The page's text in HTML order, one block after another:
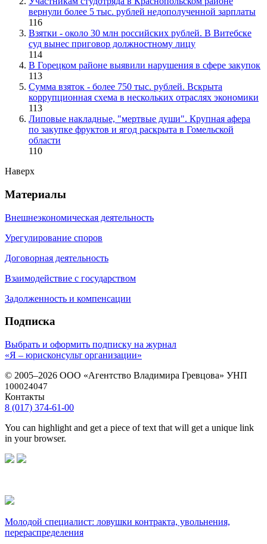
вернули более 5 тыс. рублей недополученной зарплаты
116
Взятки - около 30 млн российских рублей. В Витебске
суд вынес приговор должностному лицу
114
В Горецком районе выявили нарушения в сфере закупок
113
Сумма взяток - более 750 тыс. рублей. Вскрыта
коррупционная схема в нескольких отраслях экономики
113
Липовые накладные, "мертвые души". Крупная афера
по закупке фруктов и ягод раскрыта в Гомельской
области
110
Наверх
Материалы
Внешнеэкономическая деятельность
Урегулирование споров
Договорная деятельность
Взаимодействие с государством
Задолженность и компенсации
Подписка
Выбрать и оформить подписку на журнал
«Я – юрисконсульт организации»
© 2005–2026 ООО «Агентство Владимира Гревцова» УНП
100024047
Контакты
8 (017) 374-61-00
You can highlight and get a piece of text that will get a unique link
in your browser.
Молодой специалист: ловушки контракта, увольнения,
перераспределения